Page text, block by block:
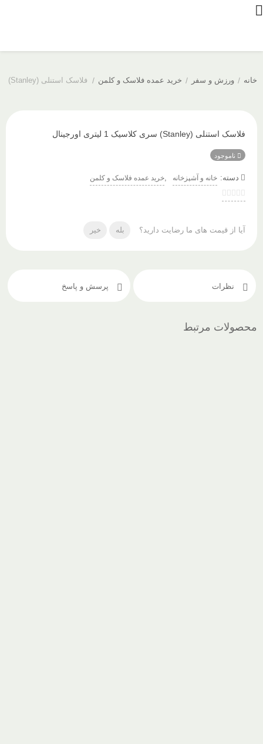
خانه / ورزش و سفر / خرید عمده فلاسک و کلمن / فلاسک استنلی (Stanley) سری کلاسیک 1 لیتری اورجینال
فلاسک استنلی (Stanley) سری کلاسیک 1 لیتری اورجینال
ناموجود
دسته: خانه و آشپزخانه ,خرید عمده فلاسک و کلمن
آیا از قیمت های ما رضایت دارید؟ بله خیر
نظرات پرسش و پاسخ
محصولات مرتبط